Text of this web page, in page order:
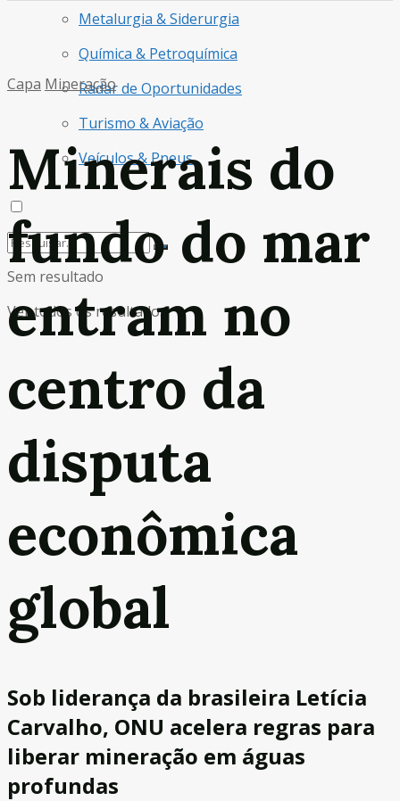
Metalurgia & Siderurgia
Química & Petroquímica
Radar de Oportunidades
Turismo & Aviação
Veículos & Pneus
Sem resultado
Ver todos os resultados
Capa Mineração
Minerais do
fundo do mar
entram no
centro da
disputa
econômica
global
Sob liderança da brasileira Letícia
Carvalho, ONU acelera regras para
liberar mineração em águas
profundas